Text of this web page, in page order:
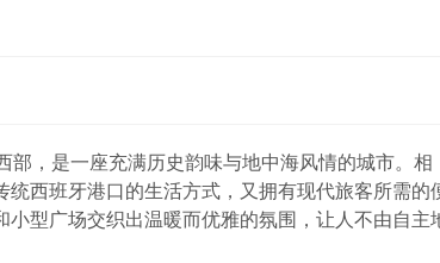
，是一座充满历史韵味与地中海风情的城市。相
西班牙港口的生活方式，又拥有现代旅客所需的
型广场交织出温暖而优雅的氛围，让人不由自主